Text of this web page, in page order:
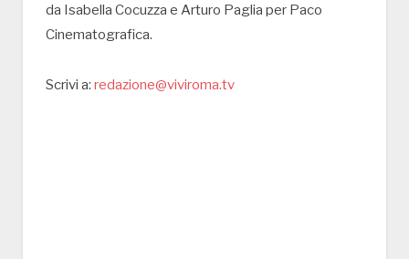
da Isabella Cocuzza e Arturo Paglia per Paco
Cinematografica.
Scrivi a: redazione@viviroma.tv